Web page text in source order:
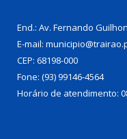
End.: Av. Fernando
E-mail:
CEP: 68198-000
Fone: (93) 99146-4564
Horário de atendimento: